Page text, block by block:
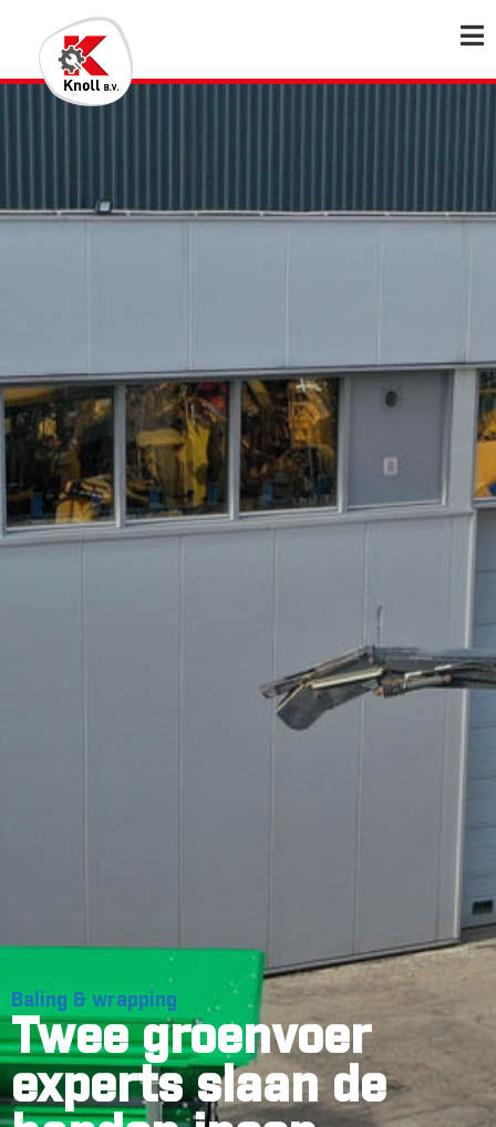
Baling & wrapping
Twee groenvoer
experts slaan de